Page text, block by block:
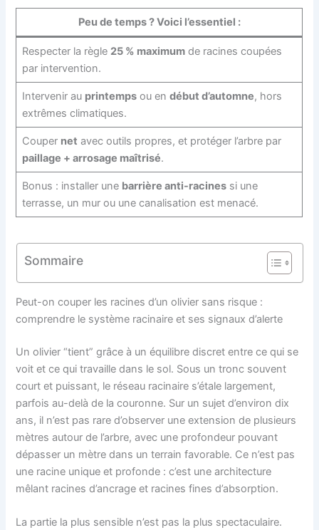
Peu de temps ? Voici l’essentiel :
Respecter la règle 25 % maximumde racines coupées
par intervention.
Intervenir au printempsou en début d’automne, hors
extrêmes climatiques.
Couper net avec outils propres, et protéger l’arbre par
paillage + arrosage maîtrisé.
Bonus : installer une barrière anti-racinessi une
terrasse, un mur ou une canalisation est menacé.
Sommaire
Peut-on couper les racines d’un olivier sans risque :
comprendre le système racinaire et ses signaux d’alerte
Un olivier “tient” grâce à un équilibre discret entre ce qui se
voit et ce qui travaille dans le sol. Sous un tronc souvent
court et puissant, le réseau racinaire s’étale largement,
parfois au-delà de la couronne. Sur un sujet d’environ dix
ans, il n’est pas rare d’observer une extension de plusieurs
mètres autour de l’arbre, avec une profondeur pouvant
dépasser un mètre dans un terrain favorable. Ce n’est pas
une racine unique et profonde : c’est une architecture
mêlant racines d’ancrage et racines fines d’absorption.
La partie la plus sensible n’est pas la plus spectaculaire.